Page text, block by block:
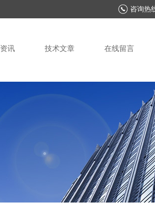
咨询热
讯 技术文章 在线留言